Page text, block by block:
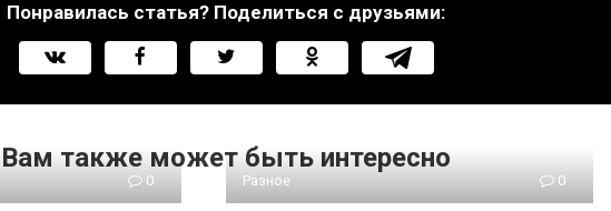
Понравилась статья? Поделиться с друзьями:
Вам также может быть интересно
0 Разное 0